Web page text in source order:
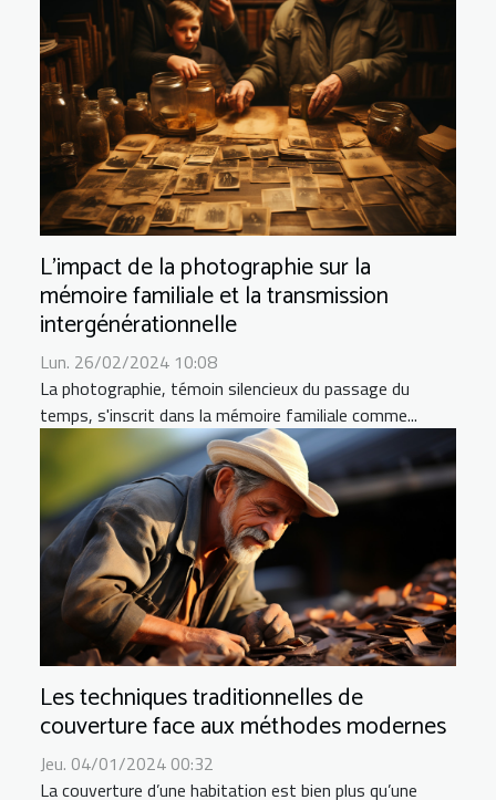
L'impact de la photographie sur la
mémoire familiale et la transmission
intergénérationnelle
Lun. 26/02/2024 10:08
La photographie, témoin silencieux du passage du
temps, s'inscrit dans la mémoire familiale comme...
Les techniques traditionnelles de
couverture face aux méthodes modernes
Jeu. 04/01/2024 00:32
La couverture d’une habitation est bien plus qu’une